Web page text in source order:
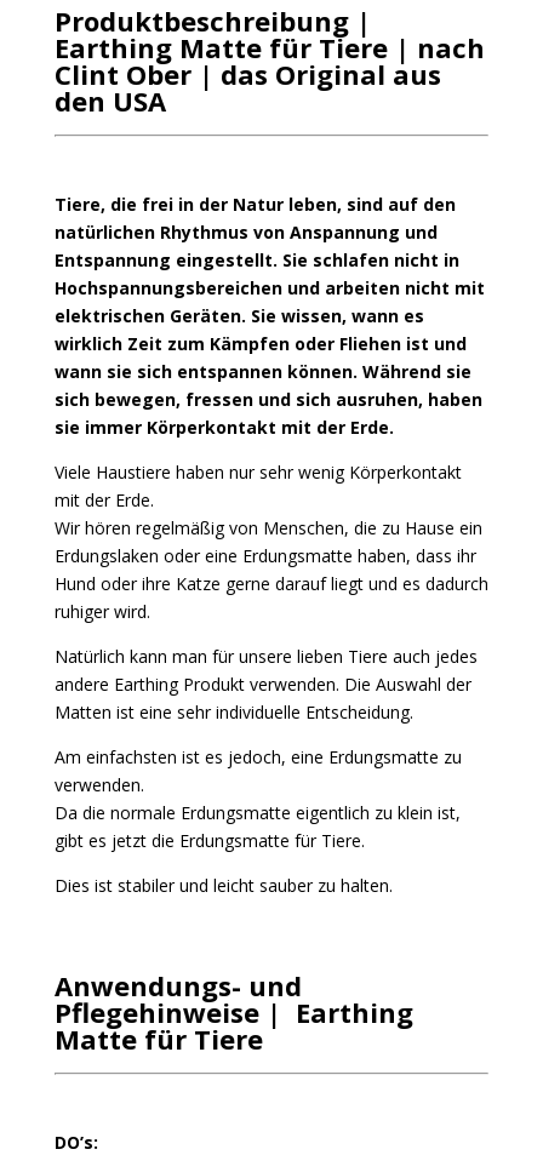
Produktbeschreibung |
Earthing Matte für Tiere | nach
Clint Ober | das Original aus
den USA
Tiere, die frei in der Natur leben, sind auf den
natürlichen Rhythmus von Anspannung und
Entspannung eingestellt. Sie schlafen nicht in
Hochspannungsbereichen und arbeiten nicht mit
elektrischen Geräten. Sie wissen, wann es
wirklich Zeit zum Kämpfen oder Fliehen ist und
wann sie sich entspannen können. Während sie
sich bewegen, fressen und sich ausruhen, haben
sie immer Körperkontakt mit der Erde.
Viele Haustiere haben nur sehr wenig Körperkontakt
mit der Erde.
Wir hören regelmäßig von Menschen, die zu Hause ein
Erdungslaken oder eine Erdungsmatte haben, dass ihr
Hund oder ihre Katze gerne darauf liegt und es dadurch
ruhiger wird.
Natürlich kann man für unsere lieben Tiere auch jedes
andere Earthing Produkt verwenden. Die Auswahl der
Matten ist eine sehr individuelle Entscheidung.
Am einfachsten ist es jedoch, eine Erdungsmatte zu
verwenden.
Da die normale Erdungsmatte eigentlich zu klein ist,
gibt es jetzt die Erdungsmatte für Tiere.
Dies ist stabiler und leicht sauber zu halten.
Anwendungs- und
Pflegehinweise | Earthing
Matte für Tiere
DO’s: